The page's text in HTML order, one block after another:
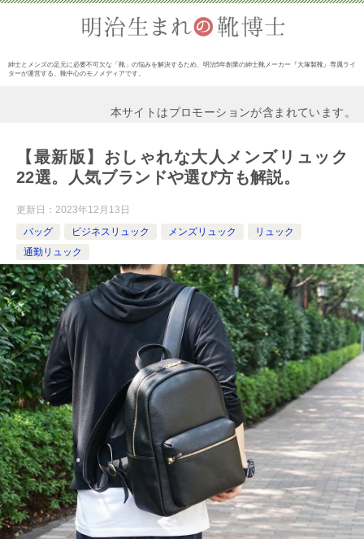
紳士とメンズの足元に必要不可欠な「靴」の悩みを解決するため、明治5年創業の紳士靴メーカー『大塚製靴』専属ライ
ターが運営する、靴中心のモノメディアです。
本サイトはプロモーションが含まれています。
【最新版】おしゃれな大人メンズリュック
22選。人気ブランドや選び方も解説。
更新日： 2023年12月13日
バッグ
ビジネスリュック メンズリュック
リュック
通勤リュック